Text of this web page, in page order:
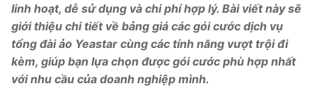
FXO VoIP Gateway
VoIP GSM / 3G / 4G Gateways
E1 / T1 / PRI VoIP Gateway
linh hoạt, dễ sử dụng và chi phí hợp lý. Bài viết này sẽ
giới thiệu chi tiết về bảng giá các gói cước dịch vụ
tổng đài ảo Yeastar cùng các tính năng vượt trội đi
kèm, giúp bạn lựa chọn được gói cước phù hợp nhất
với nhu cầu của doanh nghiệp mình.